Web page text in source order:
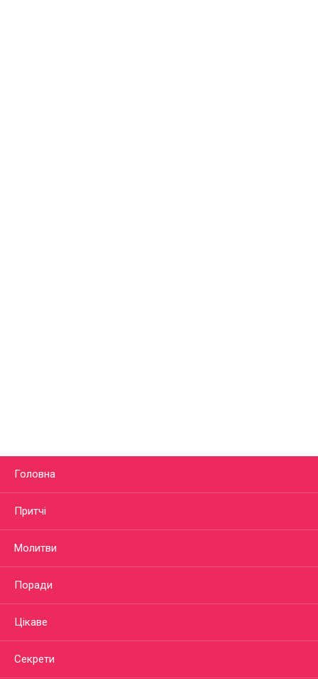
Головна
Притчі
Молитви
Поради
Цікаве
Секрети